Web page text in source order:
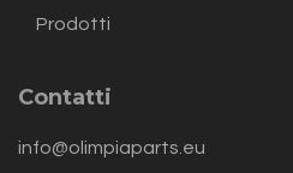
Prodotti
Contatti
info@olimpiaparts.eu